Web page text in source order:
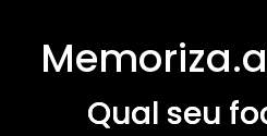
Qual seu